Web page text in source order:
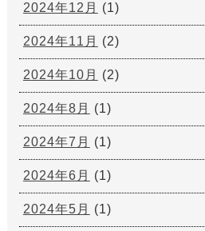
2024年12月 (1)
2024年11月 (2)
2024年10月 (2)
2024年8月 (1)
2024年7月 (1)
2024年6月 (1)
2024年5月 (1)